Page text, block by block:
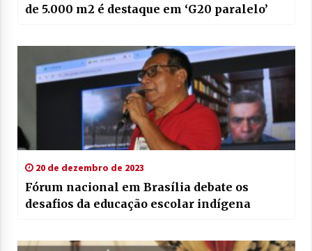
de 5.000 m2 é destaque em ‘G20 paralelo’
20 de dezembro de 2023
Fórum nacional em Brasília debate os
desafios da educação escolar indígena